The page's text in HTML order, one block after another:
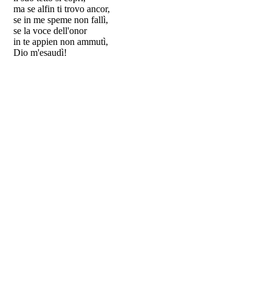
ma se alfin ti trovo ancor,
se in me speme non fallì,
se la voce dell'onor
in te appien non ammutì,
Dio m'esaudì!